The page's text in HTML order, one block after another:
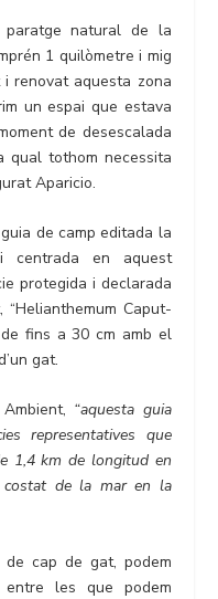
paratge natural de la
1 quilòmetre i mig
i renovat aquesta zona
un espai que estava
de desescalada
tothom necessita
Aparicio.
de camp editada la
centrada en aquest
protegida i declarada
Caput-
fins a 30 cm amb el
gat.
“aquesta guia
representatives que
1,4 km de longitud en
de la mar en la
cap de gat, podem
les que podem